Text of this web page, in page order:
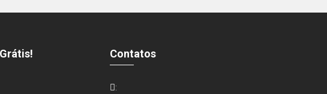
Contatos
: